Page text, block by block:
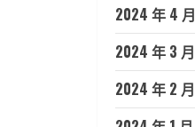
2024 年 4 月
2024 年 3 月
2024 年 2 月